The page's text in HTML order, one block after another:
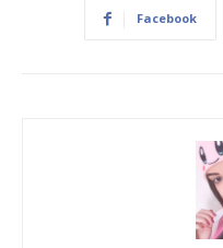
Facebook